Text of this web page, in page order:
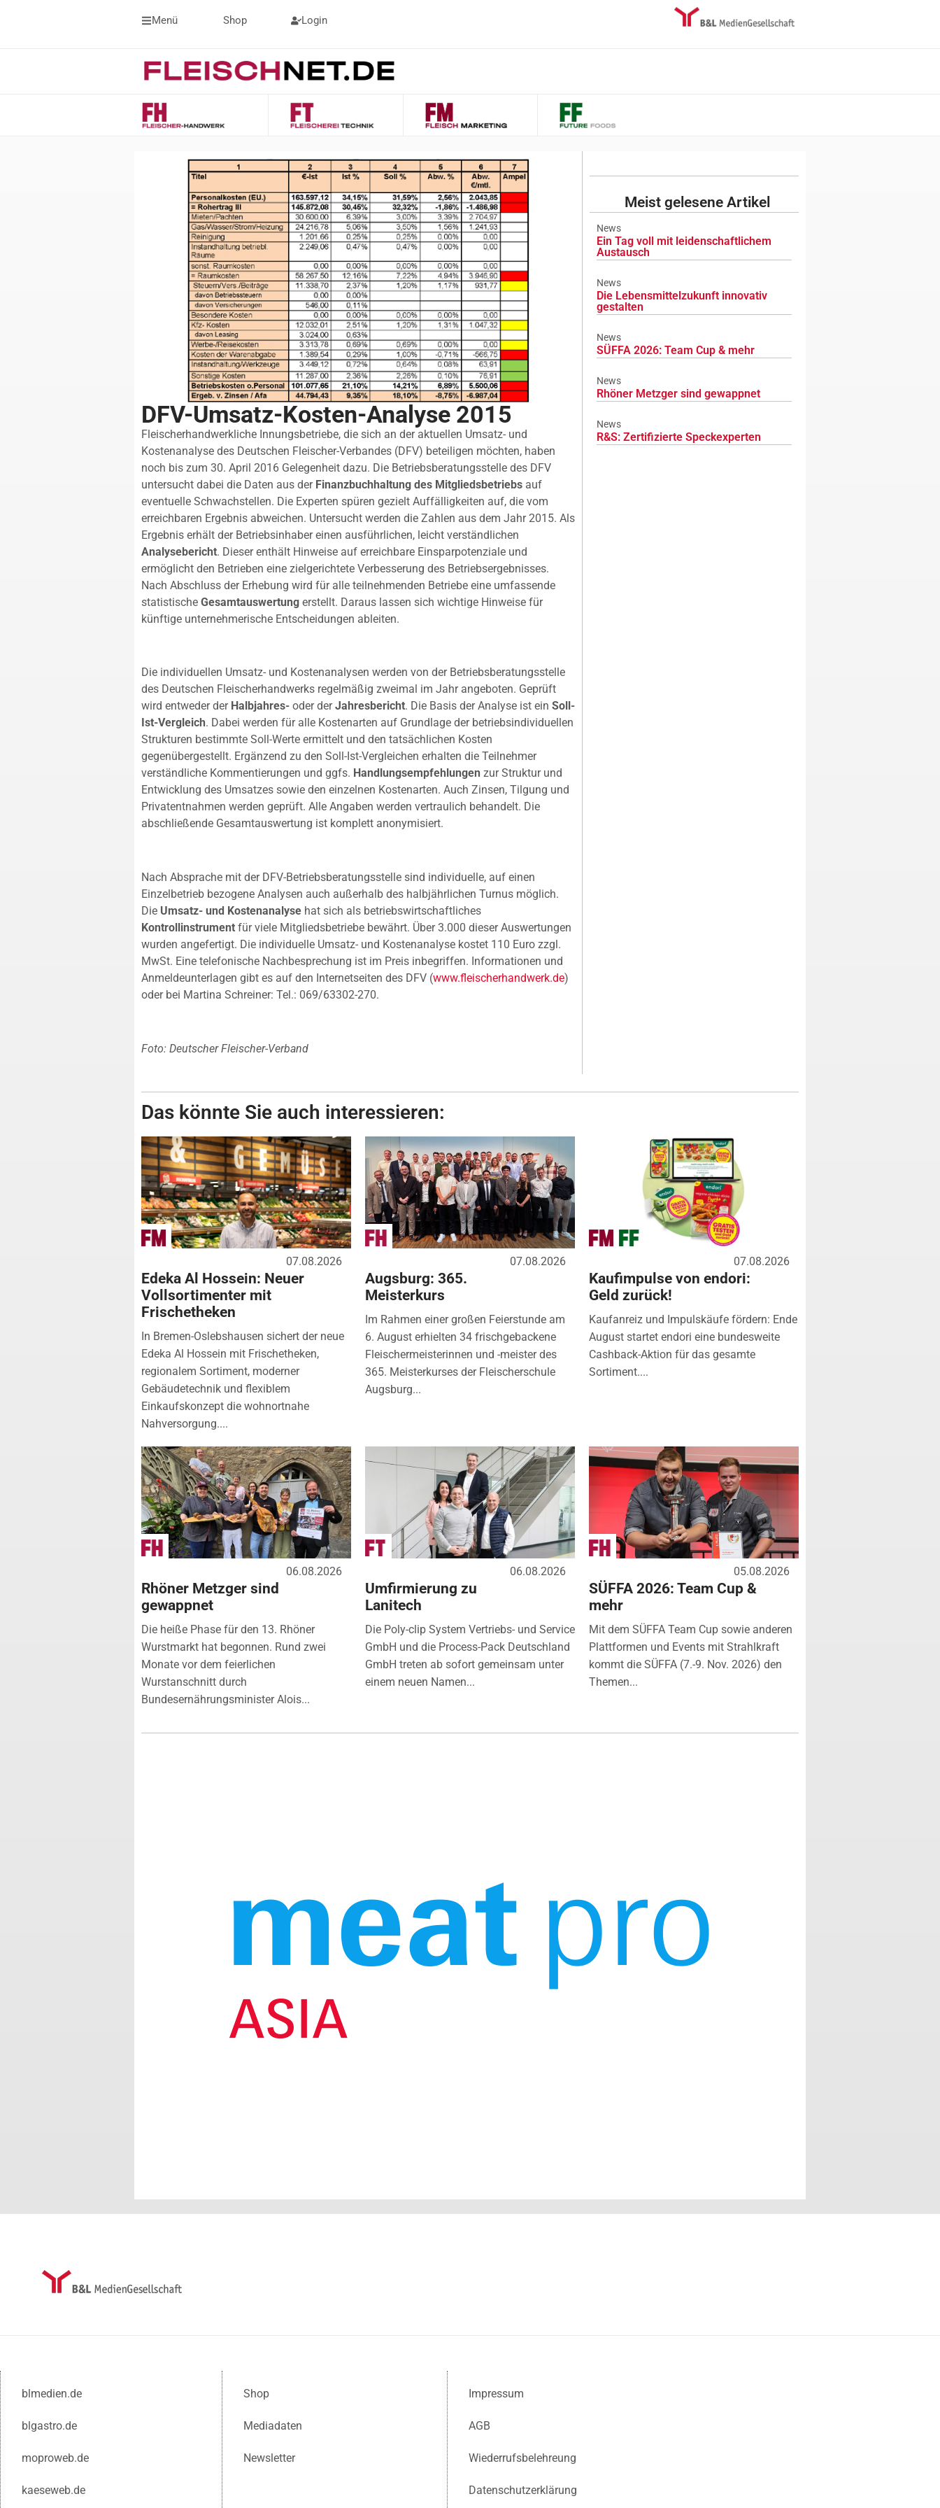
Menü Shop Login
DFV-Umsatz-Kosten-Analyse 2015
Fleischerhandwerkliche Innungsbetriebe, die sich an der aktuellen Umsatz- und
Kostenanalyse des Deutschen Fleischer-Verbandes (DFV) beteiligen möchten, haben
noch bis zum 30. April 2016 Gelegenheit dazu. Die Betriebsberatungsstelle des DFV
untersucht dabei die Daten aus der Finanzbuchhaltung des Mitgliedsbetriebs auf
eventuelle Schwachstellen. Die Experten spüren gezielt Auffälligkeiten auf, die vom
erreichbaren Ergebnis abweichen. Untersucht werden die Zahlen aus dem Jahr 2015. Als
Ergebnis erhält der Betriebsinhaber einen ausführlichen, leicht verständlichen
Analysebericht. Dieser enthält Hinweise auf erreichbare Einsparpotenziale und
ermöglicht den Betrieben eine zielgerichtete Verbesserung des Betriebsergebnisses.
Nach Abschluss der Erhebung wird für alle teilnehmenden Betriebe eine umfassende
statistische Gesamtauswertung erstellt. Daraus lassen sich wichtige Hinweise für
künftige unternehmerische Entscheidungen ableiten.
Die individuellen Umsatz- und Kostenanalysen werden von der Betriebsberatungsstelle
des Deutschen Fleischerhandwerks regelmäßig zweimal im Jahr angeboten. Geprüft
wird entweder der Halbjahres- oder derJahresbericht. Die Basis der Analyse ist ein Soll-
Ist-Vergleich. Dabei werden für alle Kostenarten auf Grundlage der betriebsindividuellen
Strukturen bestimmte Soll-Werte ermittelt und den tatsächlichen Kosten
gegenübergestellt. Ergänzend zu den Soll-Ist-Vergleichen erhalten die Teilnehmer
verständliche Kommentierungen und ggfs. Handlungsempfehlungen zur Struktur und
Entwicklung des Umsatzes sowie den einzelnen Kostenarten. Auch Zinsen, Tilgung und
Privatentnahmen werden geprüft. Alle Angaben werden vertraulich behandelt. Die
abschließende Gesamtauswertung ist komplett anonymisiert.
Nach Absprache mit der DFV-Betriebsberatungsstelle sind individuelle, auf einen
Einzelbetrieb bezogene Analysen auch außerhalb des halbjährlichen Turnus möglich.
Die Umsatz- und Kostenanalyse hat sich als betriebswirtschaftliches
Kontrollinstrument für viele Mitgliedsbetriebe bewährt. Über 3.000 dieser Auswertungen
wurden angefertigt. Die individuelle Umsatz- und Kostenanalyse kostet 110 Euro zzgl.
MwSt. Eine telefonische Nachbesprechung ist im Preis inbegriffen. Informationen und
Anmeldeunterlagen gibt es auf den Internetseiten des DFV (www.fleischerhandwerk.de)
oder bei Martina Schreiner: Tel.: 069/63302-270.
Foto: Deutscher Fleischer-Verband
Meist gelesene Artikel
News
Ein Tag voll mit leidenschaftlichem
Austausch
News
Die Lebensmittelzukunft innovativ
gestalten
News
SÜFFA 2026: Team Cup & mehr
News
Rhöner Metzger sind gewappnet
News
R&S: Zertifizierte Speckexperten
Das könnte Sie auch interessieren:
07.08.2026
Edeka Al Hossein: Neuer
Vollsortimenter mit
Frischetheken
In Bremen-Oslebshausen sichert der neue
Edeka Al Hossein mit Frischetheken,
regionalem Sortiment, moderner
Gebäudetechnik und flexiblem
Einkaufskonzept die wohnortnahe
Nahversorgung....
07.08.2026
Augsburg: 365.
Meisterkurs
Im Rahmen einer großen Feierstunde am
6. August erhielten 34 frischgebackene
Fleischermeisterinnen und -meister des
365. Meisterkurses der Fleischerschule
Augsburg...
07.08.2026
Kaufimpulse von endori:
Geld zurück!
Kaufanreiz und Impulskäufe fördern: Ende
August startet endori eine bundesweite
Cashback-Aktion für das gesamte
Sortiment....
06.08.2026
Rhöner Metzger sind
gewappnet
Die heiße Phase für den 13. Rhöner
Wurstmarkt hat begonnen. Rund zwei
Monate vor dem feierlichen
Wurstanschnitt durch
Bundesernährungsminister Alois...
06.08.2026
Umfirmierung zu
Lanitech
Die Poly-clip System Vertriebs- und Service
GmbH und die Process-Pack Deutschland
GmbH treten ab sofort gemeinsam unter
einem neuen Namen...
05.08.2026
SÜFFA 2026: Team Cup &
mehr
Mit dem SÜFFA Team Cup sowie anderen
Plattformen und Events mit Strahlkraft
kommt die SÜFFA (7.-9. Nov. 2026) den
Themen...
blmedien.de
blgastro.de
moproweb.de
kaeseweb.de
Shop
Mediadaten
Newsletter
Impressum
AGB
Wiederrufsbelehreung
Datenschutzerklärung